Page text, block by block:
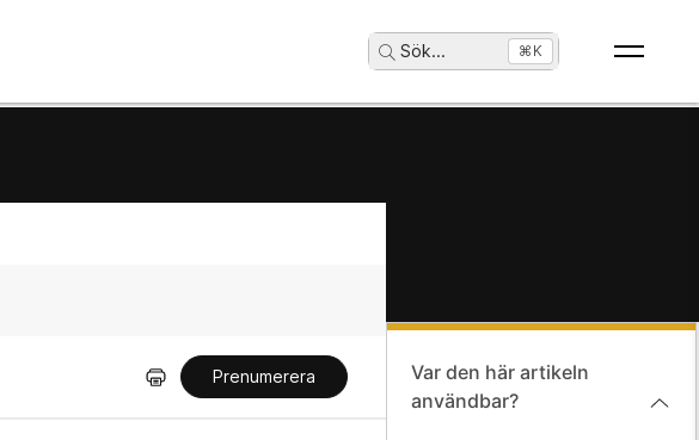
Sök... ⌘K
Prenumerera
Var den här artikeln
användbar?